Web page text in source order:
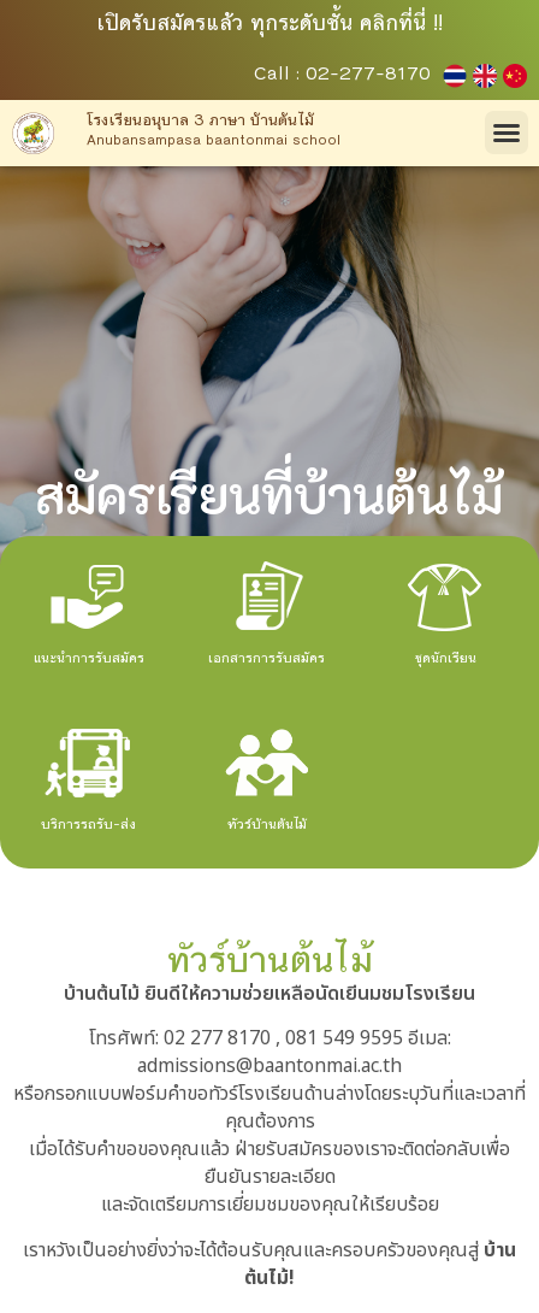
เปิดรับสมัครแล้ว ทุกระดับชั้น คลิกที่นี่ !!
Call : 02-277-8170
โรงเรียนอนุบาล 3 ภาษา บ้านต้นไม้
Anubansampasa baantonmai school
สมัครเรียนที่บ้านต้นไม้
แนะนำการรับสมัคร เอกสารการรับสมัคร ชุดนักเรียน
บริการรถรับ-ส่ง ทัวร์บ้านต้นไม้
ทัวร์บ้านต้นไม้
บ้านต้นไม้ ยินดีให้ความช่วยเหลือนัดเยีนมชมโรงเรียน
โทรศัพท์: 02 277 8170 , 081 549 9595 อีเมล:
admissions@baantonmai.ac.th
หรือกรอกแบบฟอร์มคำขอทัวร์โรงเรียนด้านล่างโดยระบุวันที่และเวลาที่
คุณต้องการ
เมื่อได้รับคำขอของคุณแล้ว ฝ่ายรับสมัครของเราจะติดต่อกลับเพื่อ
ยืนยันรายละเอียด
และจัดเตรียมการเยี่ยมชมของคุณให้เรียบร้อย
เราหวังเป็นอย่างยิ่งว่าจะได้ต้อนรับคุณและครอบครัวของคุณสู่ บ้าน
ต้นไม้!